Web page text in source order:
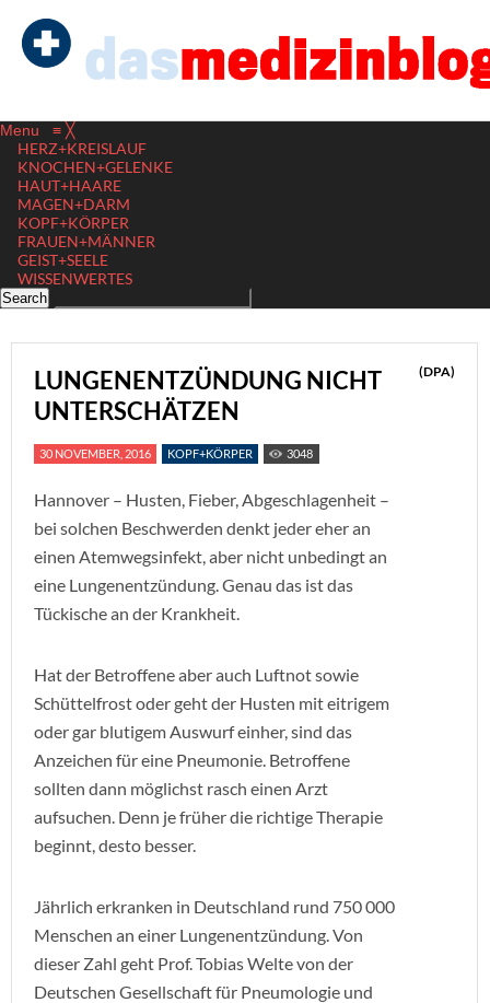
Menu ≡ ╳
HERZ+KREISLAUF
KNOCHEN+GELENKE
HAUT+HAARE
MAGEN+DARM
KOPF+KÖRPER
FRAUEN+MÄNNER
GEIST+SEELE
WISSENWERTES
LUNGENENTZÜNDUNG NICHT
UNTERSCHÄTZEN
(DPA)
30 NOVEMBER, 2016 KOPF+KÖRPER 3048
Hannover – Husten, Fieber, Abgeschlagenheit –
bei solchen Beschwerden denkt jeder eher an
einen Atemwegsinfekt, aber nicht unbedingt an
eine Lungenentzündung. Genau das ist das
Tückische an der Krankheit.
Hat der Betroffene aber auch Luftnot sowie
Schüttelfrost oder geht der Husten mit eitrigem
oder gar blutigem Auswurf einher, sind das
Anzeichen für eine Pneumonie. Betroffene
sollten dann möglichst rasch einen Arzt
aufsuchen. Denn je früher die richtige Therapie
beginnt, desto besser.
Jährlich erkranken in Deutschland rund 750 000
Menschen an einer Lungenentzündung. Von
dieser Zahl geht Prof. Tobias Welte von der
Deutschen Gesellschaft für Pneumologie und